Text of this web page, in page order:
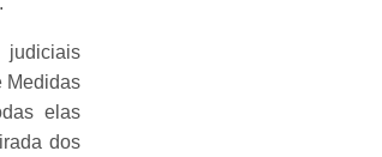
judiciais
Medidas
elas
dos